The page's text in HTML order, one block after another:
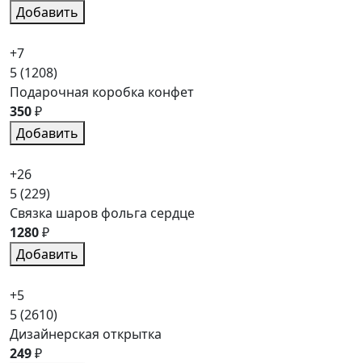
Добавить
+7
5(1208)
Подарочная коробка конфет
350₽
Добавить
+26
5(229)
Связка шаров фольга сердце
1280₽
Добавить
+5
5(2610)
Дизайнерская открытка
249₽